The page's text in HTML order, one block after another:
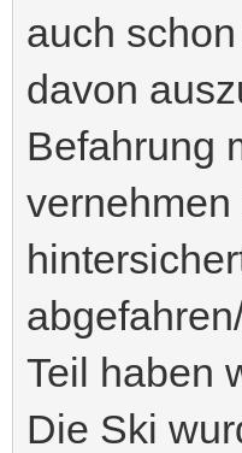
auch
davon
Befahrung
Teil haben
Die Ski